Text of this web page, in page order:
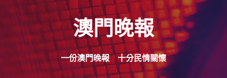
Skip
content
澳門晚報
一份澳門晚報 十分民情關懷